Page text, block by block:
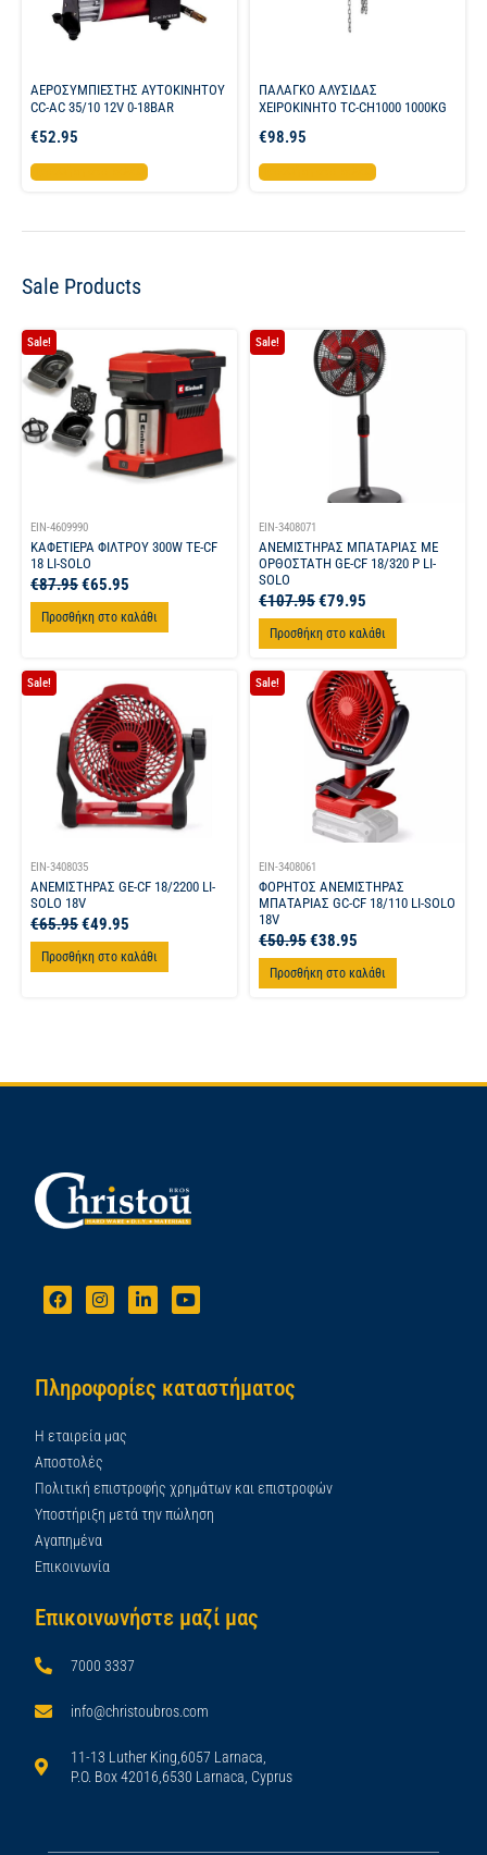
ΑΕΡΟΣΥΜΠΙΕΣΤΗΣ ΑΥΤΟΚΙΝΗΤΟΥ
CC-AC 35/10 12V 0-18BAR
€52.95
Προσθήκη στο καλάθι
ΠΑΛΑΓΚΟ ΑΛΥΣΙΔΑΣ
ΧΕΙΡΟΚΙΝΗΤΟ TC-CH1000 1000KG
€98.95
Προσθήκη στο καλάθι
Sale Products
Sale!
EIN-4609990
ΚΑΦΕΤΙΕΡΑ ΦΙΛΤΡΟΥ 300W TE-CF
18 LI-SOLO
€87.95€65.95
Προσθήκη στο καλάθι
Sale!
EIN-3408071
ΑΝΕΜΙΣΤΗΡΑΣ ΜΠΑΤΑΡΙΑΣ ΜΕ
ΟΡΘΟΣΤΑΤΗ GE-CF 18/320 P LI-
SOLO
€107.95€79.95
Προσθήκη στο καλάθι
Sale!
EIN-3408035
ΑΝΕΜΙΣΤΗΡΑΣ GE-CF 18/2200 LI-
SOLO 18V
€65.95€49.95
Προσθήκη στο καλάθι
Sale!
EIN-3408061
ΦΟΡΗΤΟΣ ΑΝΕΜΙΣΤΗΡΑΣ
ΜΠΑΤΑΡΙΑΣ GC-CF 18/110 LI-SOLO
18V
€50.95€38.95
Προσθήκη στο καλάθι
Πληροφορίες καταστήματος
Η εταιρεία μας
Αποστολές
Πολιτική επιστροφής χρημάτων και επιστροφών
Υποστήριξη μετά την πώληση
Αγαπημένα
Επικοινωνία
Επικοινωνήστε μαζί μας
7000 3337
info@christoubros.com
11-13 Luther King,6057 Larnaca,
P.O. Box 42016,6530 Larnaca, Cyprus